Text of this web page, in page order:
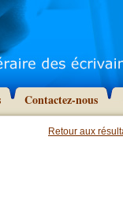
Contactez-nous
Retour aux